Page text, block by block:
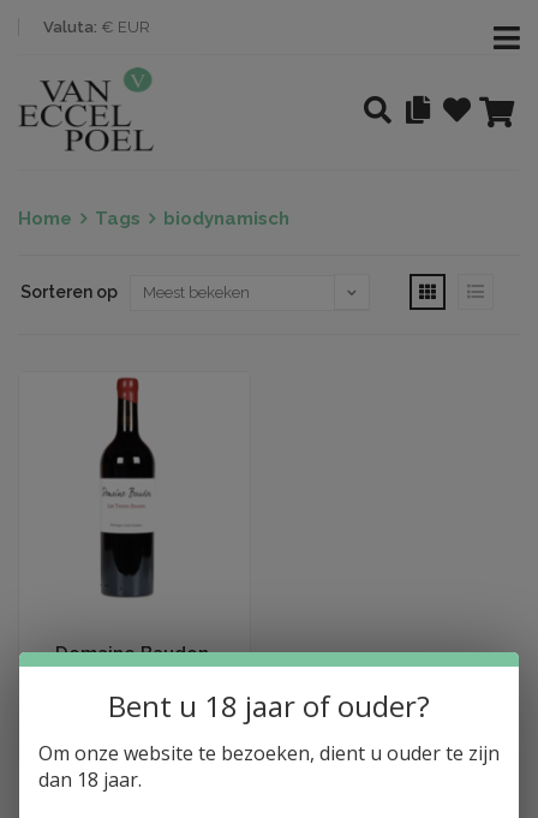
Valuta: € EUR
Home Tags biodynamisch
Sorteren op
Domaine Baudon,
Bent u 18 jaar of ouder?
Om onze website te bezoeken, dient u ouder te zijn
dan 18 jaar.